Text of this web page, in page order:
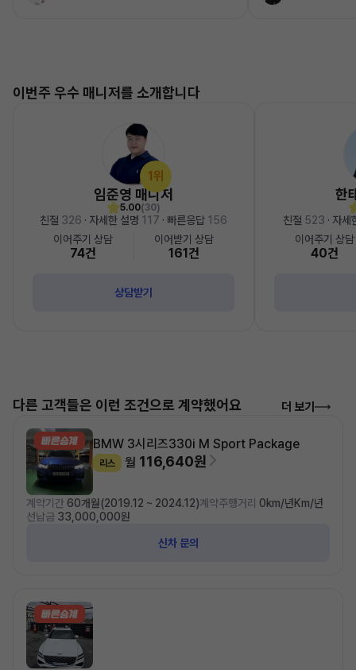
이번주 우수 매니저를 소개합니다
1위
임준영 매니저
5.00(30)
친절 326 · 자세한 설명 117 · 빠른응답 156
이어주기 상담
74건
이어받기 상담
161건
상담받기
한
친절 523 · 자
이어주기 상담
40건
다른 고객들은 이런 조건으로 계약했어요 더 보기
BMW 3시리즈330i M Sport Package
리스 월 116,640원
계약기간 60개월(2019.12 ~ 2024.12)계약주행거리 0km/년Km/년
선납금 33,000,000원
신차 문의